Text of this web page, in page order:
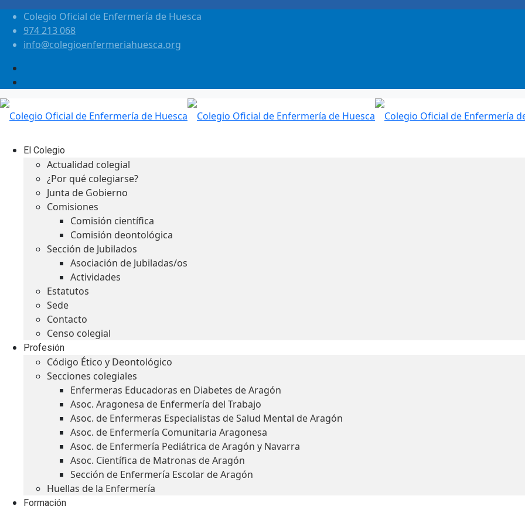
Colegio Oficial de Enfermería de Huesca
974 213 068
info@colegioenfermeriahuesca.org
El Colegio
Actualidad colegial
¿Por qué colegiarse?
Junta de Gobierno
Comisiones
Comisión científica
Comisión deontológica
Sección de Jubilados
Asociación de Jubiladas/os
Actividades
Estatutos
Sede
Contacto
Censo colegial
Profesión
Código Ético y Deontológico
Secciones colegiales
Enfermeras Educadoras en Diabetes de Aragón
Asoc. Aragonesa de Enfermería del Trabajo
Asoc. de Enfermeras Especialistas de Salud Mental de Aragón
Asoc. de Enfermería Comunitaria Aragonesa
Asoc. de Enfermería Pediátrica de Aragón y Navarra
Asoc. Científica de Matronas de Aragón
Sección de Enfermería Escolar de Aragón
Huellas de la Enfermería
Formación